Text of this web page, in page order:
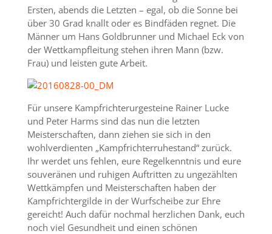
Ersten, abends die Letzten – egal, ob die Sonne bei
über 30 Grad knallt oder es Bindfäden regnet. Die
Männer um Hans Goldbrunner und Michael Eck von
der Wettkampfleitung stehen ihren Mann (bzw.
Frau) und leisten gute Arbeit.
Für unsere Kampfrichterurgesteine Rainer Lucke
und Peter Harms sind das nun die letzten
Meisterschaften, dann ziehen sie sich in den
wohlverdienten „Kampfrichterruhestand“ zurück.
Ihr werdet uns fehlen, eure Regelkenntnis und eure
souveränen und ruhigen Auftritten zu ungezählten
Wettkämpfen und Meisterschaften haben der
Kampfrichtergilde in der Wurfscheibe zur Ehre
gereicht! Auch dafür nochmal herzlichen Dank, euch
noch viel Gesundheit und einen schönen